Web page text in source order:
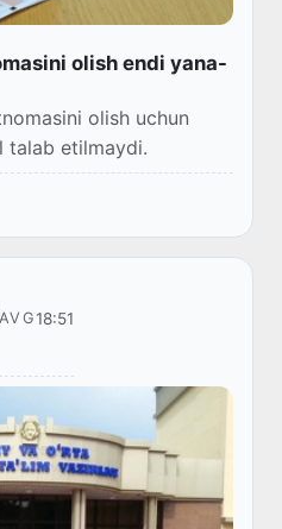
olish endi yana-
olish uchun
talab etilmaydi.
AVG18:51